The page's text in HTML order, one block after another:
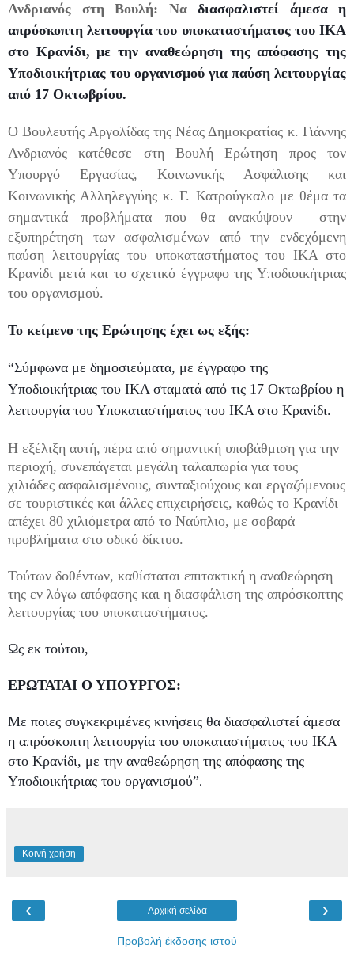
Ανδριανός στη Βουλή: Να διασφαλιστεί άμεσα η
απρόσκοπτη λειτουργία του υποκαταστήματος του ΙΚΑ
στο Κρανίδι, με την αναθεώρηση της απόφασης της
Υποδιοικήτριας του οργανισμού για παύση λειτουργίας
από 17 Οκτωβρίου.
Ο Βουλευτής Αργολίδας της Νέας Δημοκρατίας κ. Γιάννης
Ανδριανός κατέθεσε στη Βουλή Ερώτηση προς τον
Υπουργό Εργασίας, Κοινωνικής Ασφάλισης και
Κοινωνικής Αλληλεγγύης κ. Γ. Κατρούγκαλο με θέμα τα
σημαντικά προβλήματα που θα ανακύψουν
στην
εξυπηρέτηση των ασφαλισμένων από την ενδεχόμενη
παύση λειτουργίας του υποκαταστήματος του ΙΚΑ στο
Κρανίδι μετά και το σχετικό έγγραφο της Υποδιοικήτριας
του οργανισμού.
Το κείμενο της Ερώτησης έχει ως εξής:
“Σύμφωνα με δημοσιεύματα, με έγγραφο της
Υποδιοικήτριας του ΙΚΑ σταματά από τις 17 Οκτωβρίου η
λειτουργία του Υποκαταστήματος του ΙΚΑ στο Κρανίδι.
Η εξέλιξη αυτή, πέρα από σημαντική υποβάθμιση για την
περιοχή, συνεπάγεται μεγάλη ταλαιπωρία για τους
χιλιάδες ασφαλισμένους, συνταξιούχους και εργαζόμενους
σε τουριστικές και άλλες επιχειρήσεις, καθώς το Κρανίδι
απέχει 80 χιλιόμετρα από το Ναύπλιο, με σοβαρά
προβλήματα στο οδικό δίκτυο.
Τούτων δοθέντων, καθίσταται επιτακτική η αναθεώρηση
της εν λόγω απόφασης και η διασφάλιση της απρόσκοπτης
λειτουργίας του υποκαταστήματος.
Ως εκ τούτου,
ΕΡΩΤΑΤΑΙ Ο ΥΠΟΥΡΓΟΣ:
Με ποιες συγκεκριμένες κινήσεις θα διασφαλιστεί άμεσα
η απρόσκοπτη λειτουργία του υποκαταστήματος του ΙΚΑ
στο Κρανίδι, με την αναθεώρηση της απόφασης της
Υποδιοικήτριας του οργανισμού”.
Κοινή χρήση
‹ ›
Αρχική σελίδα
Προβολή έκδοσης ιστού